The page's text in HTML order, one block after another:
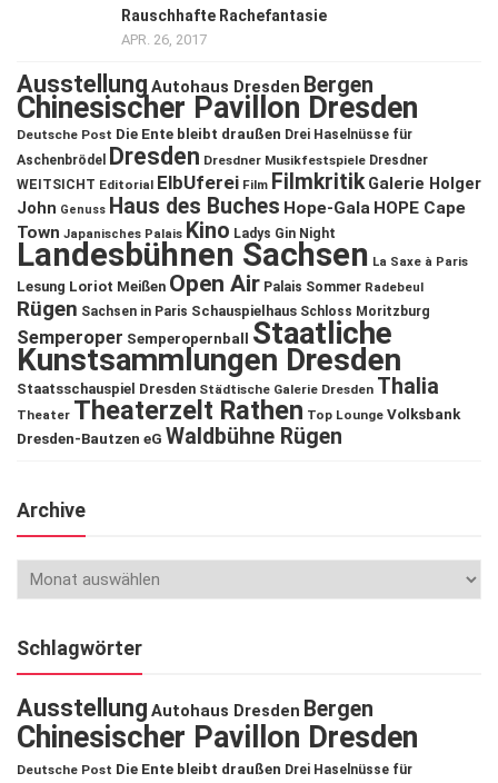
Rauschhafte Rachefantasie
APR. 26, 2017
Ausstellung Autohaus Dresden Bergen
Chinesischer Pavillon Dresden
Deutsche Post Die Ente bleibt draußen Drei Haselnüsse für
Aschenbrödel
Dresden Dresdner Musikfestspiele Dresdner
WEITSICHT Editorial ElbUferei Film Filmkritik Galerie Holger
John Genuss Haus des Buches Hope-Gala HOPE Cape
Town Japanisches Palais Kino Ladys Gin Night
Landesbühnen Sachsen La Saxe à Paris
Lesung Loriot Meißen Open Air Palais Sommer Radebeul
Rügen Sachsen in Paris Schauspielhaus Schloss Moritzburg
Semperoper Semperopernball Staatliche
Kunstsammlungen Dresden
Staatsschauspiel Dresden Städtische Galerie Dresden Thalia
Theater Theaterzelt Rathen Top Lounge Volksbank
Dresden-Bautzen eG Waldbühne Rügen
Archive
Schlagwörter
Ausstellung Autohaus Dresden Bergen
Chinesischer Pavillon Dresden
Deutsche Post Die Ente bleibt draußen Drei Haselnüsse für